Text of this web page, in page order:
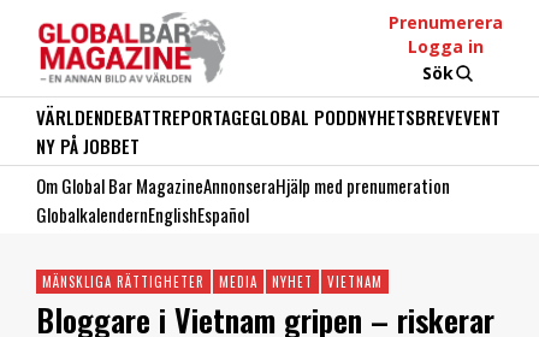
Prenumerera
Logga in
Sök
VÄRLDENDEBATTREPORTAGEGLOBAL PODDNYHETSBREVEVENT
NY PÅ JOBBET
Om Global Bar MagazineAnnonseraHjälp med prenumeration
GlobalkalendernEnglishEspañol
MÄNSKLIGA RÄTTIGHETER MEDIA NYHET VIETNAM
Bloggare i Vietnam gripen – riskerar